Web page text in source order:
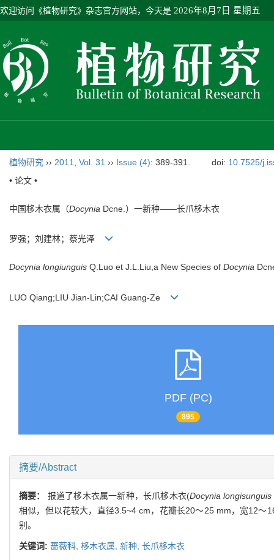
欢迎访问《植物研究》杂志官方网站，今天是 2026年8月7日 星期五
植物研究 ›› 2011 Vol. 31 ›› Issue (4): 389-391. doi: 10.7525/
• 论文 •
中国栘木衣属（Docynia Dcne.）一新种——长爪栘木衣
罗强；刘建林；蔡光泽
Docynia longiunguis Q.Luo et J.L.Liu,a New Species of Docynia
LUO Qiang;LIU Jian-Lin;CAI Guang-Ze
PDF (PC)
895
摘要/Abstract
摘要： 报道了栘木衣属一新种，长爪栘木衣(Docynia longisunguis
相似，但以花较大，直径3.5~4 cm，花瓣长20～25 mm，宽12
别。
关键词: 蔷薇科, 栘木衣属, 新种, 长爪栘木衣